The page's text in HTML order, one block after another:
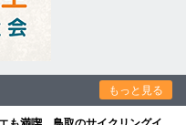
もっと見る